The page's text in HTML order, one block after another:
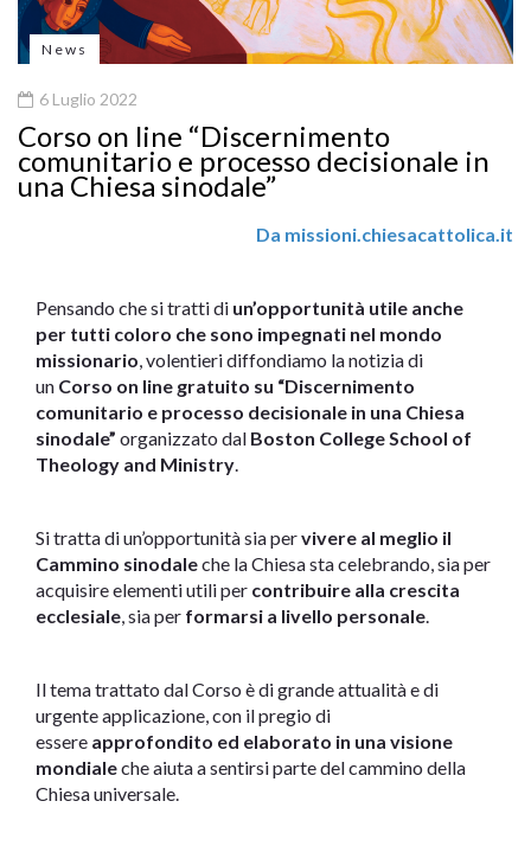
News
6 Luglio 2022
Corso on line “Discernimento
comunitario e processo decisionale in
una Chiesa sinodale”
Da missioni.chiesacattolica.it
Pensando che si tratti di un’opportunità utile anche
per tutti coloro che sono impegnati nel mondo
missionario, volentieri diffondiamo la notizia di
un Corso on line gratuito su “Discernimento
comunitario e processo decisionale in una Chiesa
sinodale” organizzato dal Boston College School of
Theology and Ministry.
Si tratta di un’opportunità sia pervivere al meglio il
Cammino sinodaleche la Chiesa sta celebrando, sia per
acquisire elementi utili per contribuire alla crescita
ecclesiale, sia per formarsi a livello personale.
Il tema trattato dal Corso è di grande attualità e di
urgente applicazione, con il pregio di
essere approfondito ed elaborato in una visione
mondialeche aiuta a sentirsi parte del cammino della
Chiesa universale.